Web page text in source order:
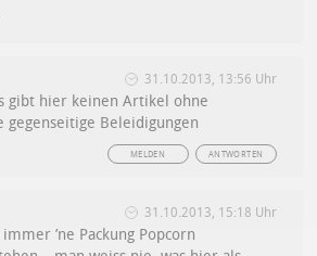
31.10.2013, 13:56 Uhr
gibt hier keinen Artikel ohne
gegenseitige Beleidigungen
ANTWORTEN
MELDEN
31.10.2013, 15:18 Uhr
’ne Packung Popcorn